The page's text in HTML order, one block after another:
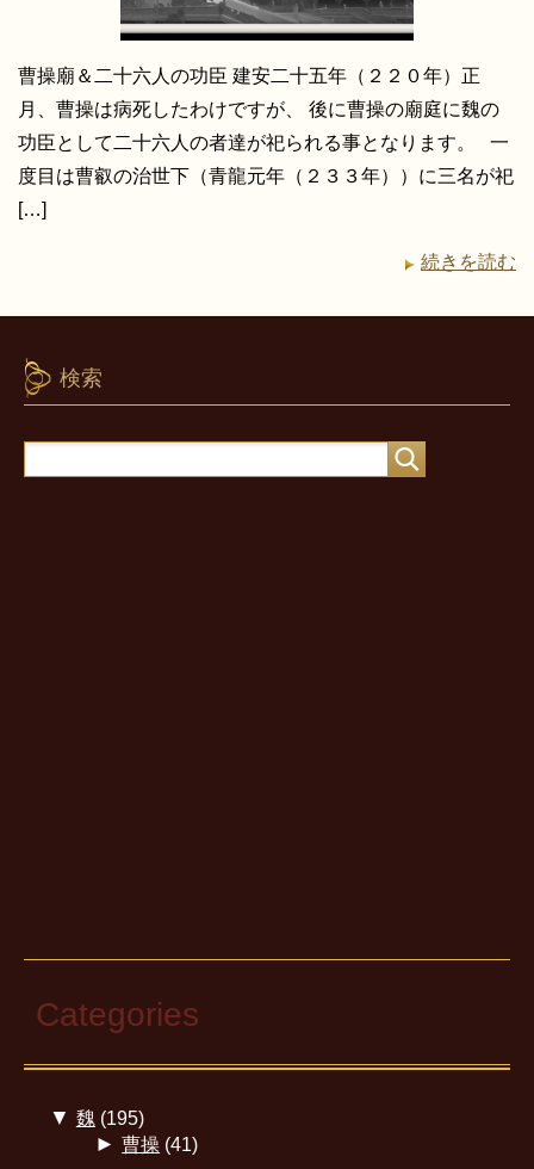
曹操廟＆二十六人の功臣 建安二十五年（２２０年）正
月、曹操は病死したわけですが、 後に曹操の廟庭に魏の
功臣として二十六人の者達が祀られる事となります。 一
度目は曹叡の治世下（青龍元年（２３３年））に三名が祀
[…]
続きを読む
検索
Categories
▼ 魏 (195)
► 曹操 (41)